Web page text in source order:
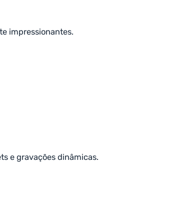
impressionantes.
e gravações dinâmicas.